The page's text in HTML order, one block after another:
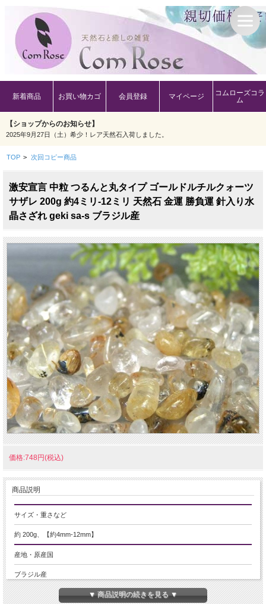
新着商品 お買い物カゴ 会員登録 マイページ
コムローズコラ
ム
【ショップからのお知らせ】
2025年9月27日（土）希少！レア天然石入荷しました。
TOP > 次回コピー商品
激安宣言 中粒 つるんと丸タイプ ゴールドルチルクォーツ
サザレ 200g 約4ミリ-12ミリ 天然石 金運 勝負運 針入り水
晶さざれ geki sa-s ブラジル産
価格:748円(税込)
商品説明
サイズ・重さなど
約 200g、【約4mm-12mm】
産地・原産国
ブラジル産
グレードなど ▼ 商品説明の続きを見る ▼